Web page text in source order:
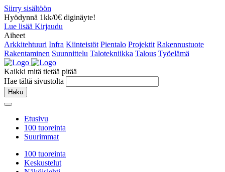
Siirry sisältöön
Hyödynnä 1kk/0€ diginäyte!
Lue lisää Kirjaudu
Aiheet
Arkkitehtuuri Infra Kiinteistöt Pientalo Projektit Rakennustuote
Rakentaminen Suunnittelu Talotekniikka Talous Työelämä
Kaikki mitä tietää pitää
Hae tältä sivustolta
Haku
Etusivu
100 tuoreinta
Suurimmat
100 tuoreinta
Keskustelut